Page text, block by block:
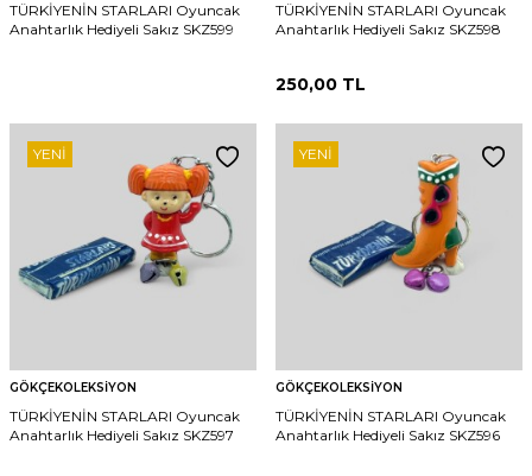
TÜRKİYENİN STARLARI Oyuncak
Anahtarlık Hediyeli Sakız SKZ599
TÜRKİYENİN STARLARI Oyuncak
Anahtarlık Hediyeli Sakız SKZ598
250,00 TL
YENI
GÖKÇEKOLEKSIYON
TÜRKİYENİN STARLARI Oyuncak
Anahtarlık Hediyeli Sakız SKZ597
YENI
GÖKÇEKOLEKSIYON
TÜRKİYENİN STARLARI Oyuncak
Anahtarlık Hediyeli Sakız SKZ596